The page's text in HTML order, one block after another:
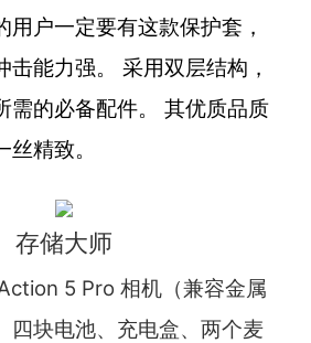
用户一定要有这款保护套，
击能力强。 采用双层结构，
需的必备配件。 其优质品质
精致。
存储大师
5 Pro 相机（兼容金属
四块电池、充电盒、两个麦